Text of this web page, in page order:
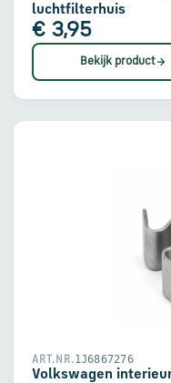
luchtfilterhuis
€ 3,95
Bekijk product
ART.NR.1J6867276
Volkswagen